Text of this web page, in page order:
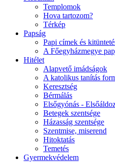
Templomok
Hova tartozom?
Térkép
Papság
Papi címek és
A Főegyházmegye
Hitélet
Alapvető imádságok
A katolikus tanítás
Keresztség
Bérmálás
Elsőgyónás -
Betegek szentsége
Házasság szentsége
Szentmise, miserend
Hitoktatás
Temetés
Gyermekvédelem